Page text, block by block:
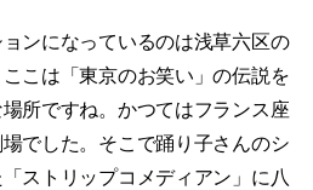
ンになっているのは浅草六区の
こは「東京のお笑い」の伝説を
所ですね。かつてはフランス座
でした。そこで踊り子さんのシ
ストリップコメディアン」に八